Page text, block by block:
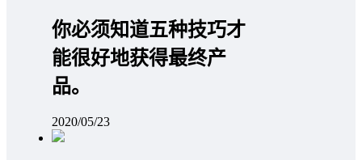
你必须知道五种技巧才
能很好地获得最终产
品。
2020/05/23